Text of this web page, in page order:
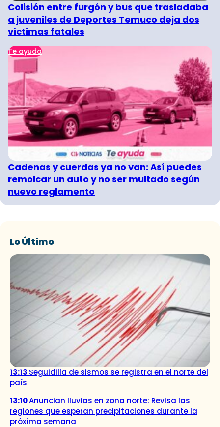
Colisión entre furgón y bus que trasladaba
a juveniles de Deportes Temuco deja dos
víctimas fatales
Te ayuda
Cadenas y cuerdas ya no van: Así puedes
remolcar un auto y no ser multado según
nuevo reglamento
Lo Último
13:13 Seguidilla de sismos se registra en el norte del
país
13:10Anuncian lluvias en zona norte: Revisa las
regiones que esperan precipitaciones durante la
próxima semana